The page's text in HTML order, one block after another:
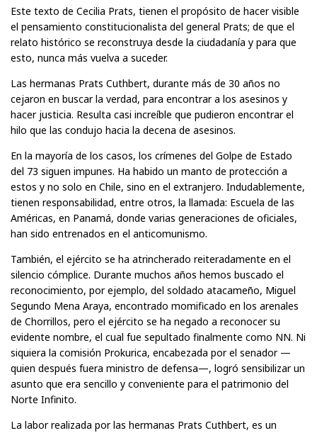
Este texto de Cecilia Prats, tienen el propósito de hacer visible
el pensamiento constitucionalista del general Prats; de que el
relato histórico se reconstruya desde la ciudadanía y para que
esto, nunca más vuelva a suceder.
Las hermanas Prats Cuthbert, durante más de 30 años no
cejaron en buscar la verdad, para encontrar a los asesinos y
hacer justicia. Resulta casi increíble que pudieron encontrar el
hilo que las condujo hacia la decena de asesinos.
En la mayoría de los casos, los crímenes del Golpe de Estado
del 73 siguen impunes. Ha habido un manto de protección a
estos y no solo en Chile, sino en el extranjero. Indudablemente,
tienen responsabilidad, entre otros, la llamada: Escuela de las
Américas, en Panamá, donde varias generaciones de oficiales,
han sido entrenados en el anticomunismo.
También, el ejército se ha atrincherado reiteradamente en el
silencio cómplice. Durante muchos años hemos buscado el
reconocimiento, por ejemplo, del soldado atacameño, Miguel
Segundo Mena Araya, encontrado momificado en los arenales
de Chorrillos, pero el ejército se ha negado a reconocer su
evidente nombre, el cual fue sepultado finalmente como NN. Ni
siquiera la comisión Prokurica, encabezada por el senador —
quien después fuera ministro de defensa—, logró sensibilizar un
asunto que era sencillo y conveniente para el patrimonio del
Norte Infinito.
La labor realizada por las hermanas Prats Cuthbert, es un